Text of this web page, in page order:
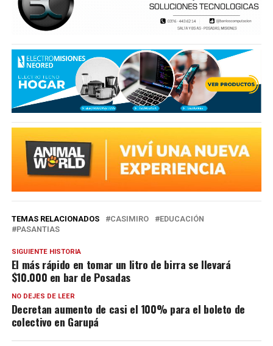
TEMAS RELACIONADOS CASIMIRO
EDUCACIÓN
PASANTIAS
SIGUIENTE HISTORIA
El más rápido en tomar un litro de birra se llevará
$10.000 en bar de Posadas
NO DEJES DE LEER
Decretan aumento de casi el 100% para el boleto de
colectivo en Garupá